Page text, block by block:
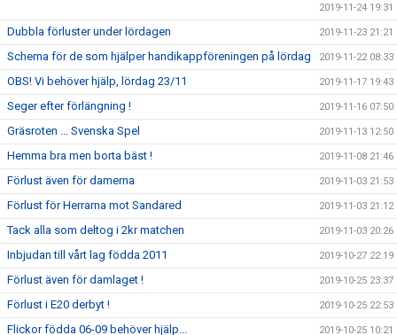
2019-11-24 19:31
Dubbla förluster under lördagen 2019-11-23 21:21
Schema för de som hjälper handikappföreningen på lördag 2019-11-22 08:33
OBS! Vi behöver hjälp, lördag 23/11 2019-11-17 19:43
Seger efter förlängning ! 2019-11-16 07:50
Gräsroten ... Svenska Spel 2019-11-13 12:50
Hemma bra men borta bäst ! 2019-11-08 21:46
Förlust även för damerna 2019-11-03 21:53
Förlust för Herrarna mot Sandared 2019-11-03 21:12
Tack alla som deltog i 2kr matchen 2019-11-03 20:26
Inbjudan till vårt lag födda 2011 2019-10-27 22:19
Förlust även för damlaget ! 2019-10-25 23:37
Förlust i E20 derbyt ! 2019-10-25 22:53
Flickor födda 06-09 behöver hjälp... 2019-10-25 10:21